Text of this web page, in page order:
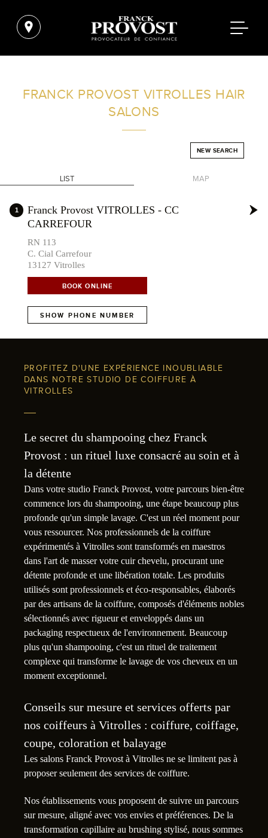
FRANCK PROVOST VITROLLES HAIR
SALONS
NEW SEARCH
LIST MAP
+
1
Franck Provost VITROLLES - CC
CARREFOUR
RN 113
C. Cial Carrefour
13127 Vitrolles
BOOK ONLINE
SHOW PHONE NUMBER
PROFITEZ D'UNE EXPÉRIENCE INOUBLIABLE
DANS NOTRE STUDIO DE COIFFURE À
VITROLLES
Le secret du shampooing chez Franck
Provost : un rituel luxe consacré au soin et à
la détente
Dans votre studio Franck Provost, votre parcours bien-être
commence lors du shampooing, une étape beaucoup plus
profonde qu'un simple lavage. C'est un réel moment pour
vous ressourcer. Nos professionnels de la coiffure
expérimentés à Vitrolles sont transformés en maestros
dans l'art de masser votre cuir chevelu, procurant une
détente profonde et une libération totale. Les produits
utilisés sont professionnels et éco-responsables, élaborés
par des artisans de la coiffure, composés d'éléments nobles
sélectionnés avec rigueur et enveloppés dans un
packaging respectueux de l'environnement. Beaucoup
plus qu'un shampooing, c'est un rituel de traitement
complexe qui transforme le lavage de vos cheveux en un
moment exceptionnel.
Conseils sur mesure et services offerts par
nos coiffeurs à Vitrolles : coiffure, coiffage,
coupe, coloration et balayage
Les salons Franck Provost à Vitrolles ne se limitent pas à
proposer seulement des services de coiffure.
Nos établissements vous proposent de suivre un parcours
sur mesure, aligné avec vos envies et préférences. De la
transformation capillaire au brushing stylisé, nous sommes